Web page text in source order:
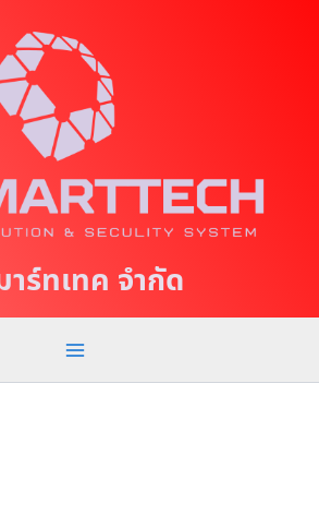
ร์ทเทค จำกัด
a
n
M
e